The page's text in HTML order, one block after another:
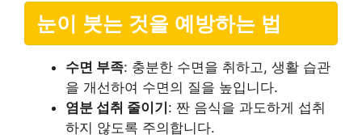
눈이 붓는 것을 예방하는 법
수면 부족: 충분한 수면을 취하고, 생활 습관
을 개선하여 수면의 질을 높입니다.
염분 섭취 줄이기 : 짠 음식을 과도하게 섭취
하지 않도록 주의합니다.